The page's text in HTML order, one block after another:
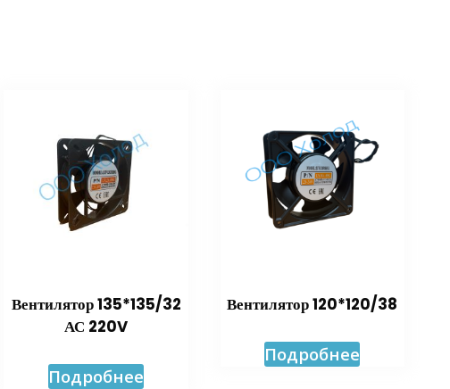
Вентилятор 135*135/32
АС 220V
Подробнее
Вентилятор 120*120/38
Подробнее